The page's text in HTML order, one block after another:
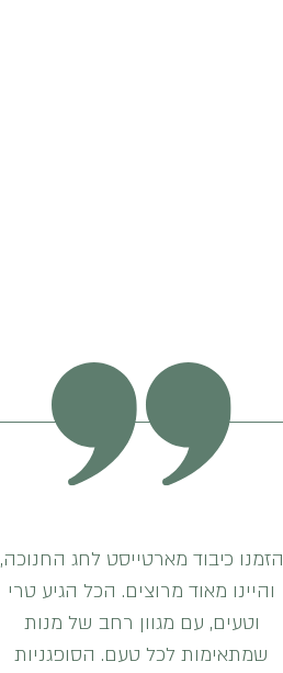
הזמנו כיבוד מארטייסט לחג החנוכה,
והיינו מאוד מרוצים. הכל הגיע טרי
וטעים, עם מגוון רחב של מנות
שמתאימות לכל טעם. הסופגניות